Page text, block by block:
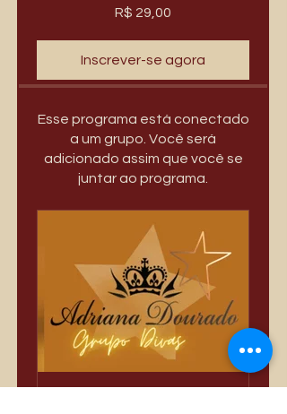
R$ 29,00
Inscrever-se agora
Esse programa está conectado
a um grupo. Você será
adicionado assim que você se
juntar ao programa.